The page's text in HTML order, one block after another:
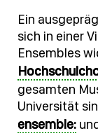
Ein
sich in einer
Ensembles
gesamten
Universität
ensemble: